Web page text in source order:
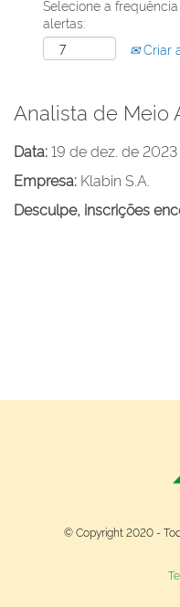
Selecione a
alertas:
Criar
Analista de Meio
Data:19 de dez. de 2023
Empresa: Klabin S.A.
Desculpe, inscrições
© Copyright 2020 -